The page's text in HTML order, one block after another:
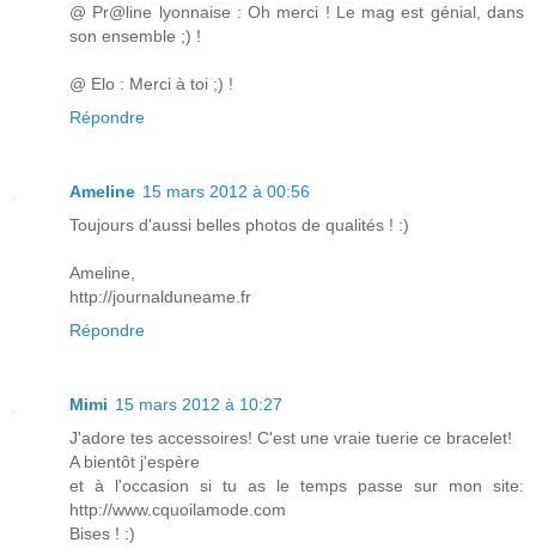
@ Pr@line lyonnaise : Oh merci ! Le mag est génial, dans
son ensemble ;) !
@ Elo : Merci à toi ;) !
Répondre
Ameline 15 mars 2012 à 00:56
Toujours d'aussi belles photos de qualités ! :)
Ameline,
http://journalduneame.fr
Répondre
Mimi 15 mars 2012 à 10:27
J'adore tes accessoires! C'est une vraie tuerie ce bracelet!
A bientôt j'espère
et à l'occasion si tu as le temps passe sur mon site:
http://www.cquoilamode.com
Bises ! :)